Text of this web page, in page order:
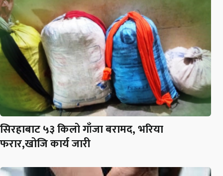
सिरहाबाट ५३ किलो गाँजा बरामद, भरिया
फरार,खोजि कार्य जारी